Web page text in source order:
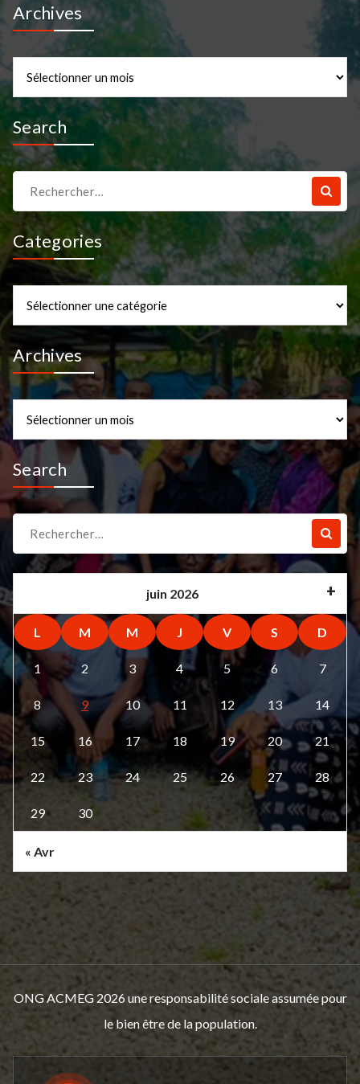
Archives
Search
pour :
Categories
Archives
Search
pour :
juin 2026
L M M J V S D
1 2 3 4 5 6 7
8 9 10 11 12 13 14
15 16 17 18 19 20 21
22 23 24 25 26 27 28
29 30
« Avr
ONG ACMEG 2026 une responsabilité sociale assumée pour
le bien être de la population.